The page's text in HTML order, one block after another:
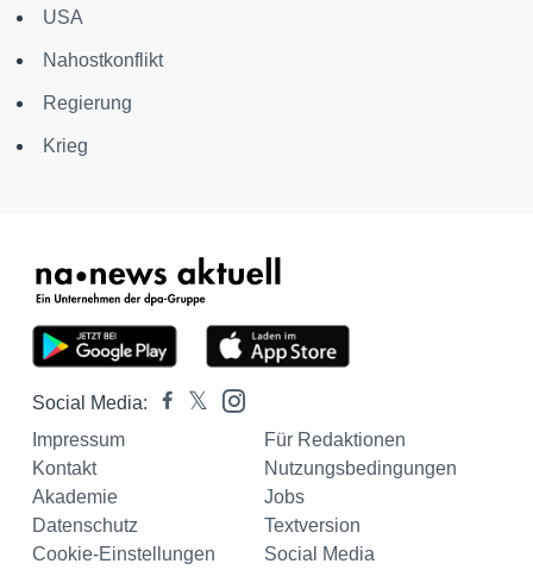
USA
Nahostkonflikt
Regierung
Krieg
Social Media:
Impressum
Für Redaktionen
Kontakt
Nutzungsbedingungen
Akademie
Jobs
Datenschutz
Textversion
Cookie-Einstellungen
Social Media